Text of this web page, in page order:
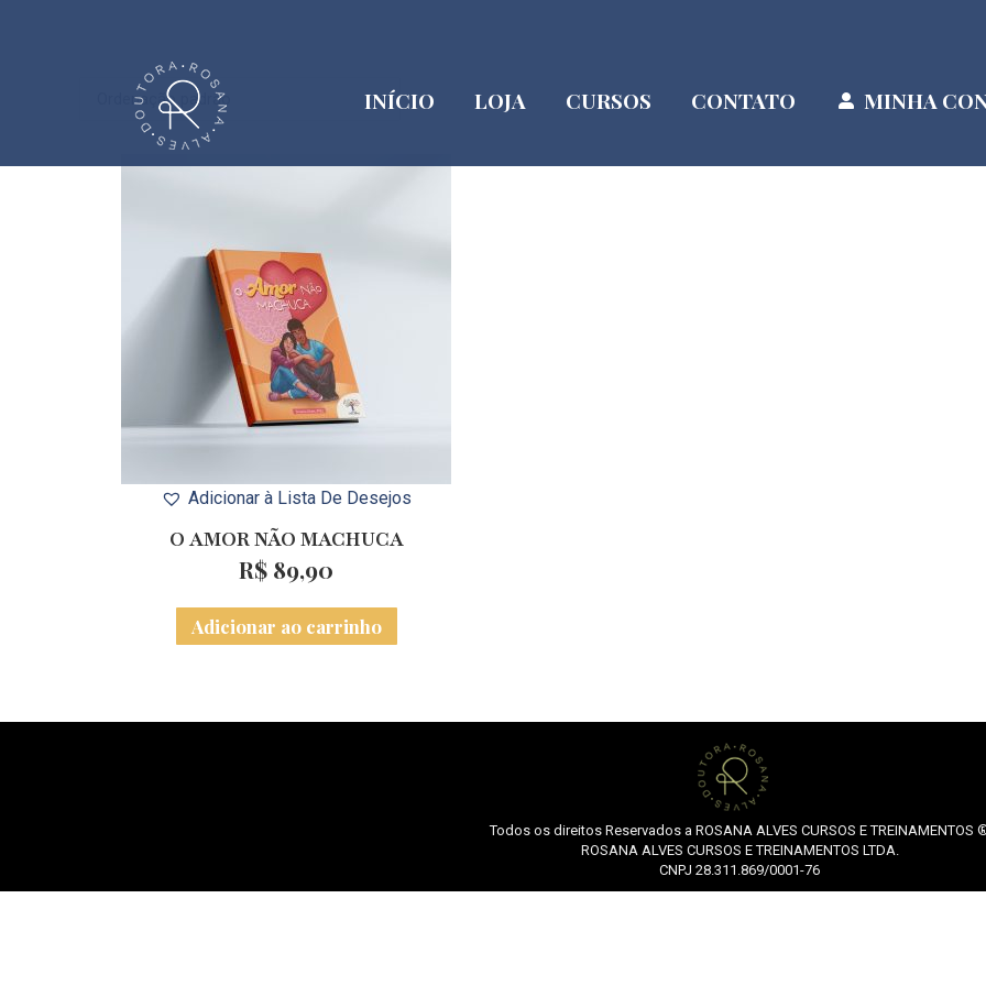
INÍCIO LOJA CURSOS CONTATO MINHA
Adicionar à Lista De Desejos
O AMOR NÃO MACHUCA
R$ 89,90
Adicionar ao carrinho
Todos os direitos Reservados a ROSANA ALVES CURSOS E TREINAMENTOS
ROSANA ALVES CURSOS E TREINAMENTOS LTDA.
CNPJ 28.311.869/0001-76